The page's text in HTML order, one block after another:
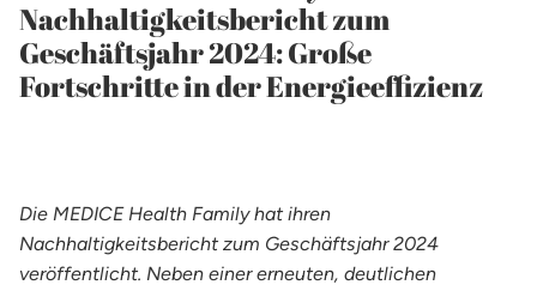
Nachhaltigkeitsbericht zum
Geschäftsjahr 2024: Große
Fortschritte in der Energieeffizienz
Die MEDICE Health Family hat ihren
Nachhaltigkeitsbericht zum Geschäftsjahr 2024
veröffentlicht. Neben einer erneuten, deutlichen